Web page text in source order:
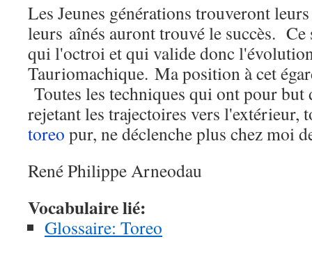
Les Jeunes générations trouveront
leurs aînés auront trouvé le succès. Ce
qui l'octroi et qui valide donc
Tauriomachique. Ma position à cet
Toutes les techniques qui ont pour but
rejetant les trajectoires vers l'extérieur,
toreo pur, ne déclenche plus chez moi
René Philippe Arneodau
Vocabulaire lié:
Glossaire: Toreo